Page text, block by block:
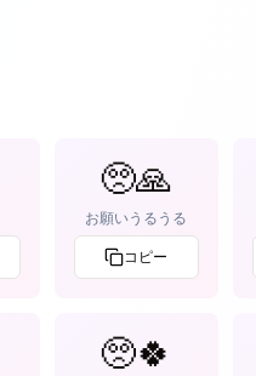
🥺🙏
お願いうるうる
コピー
🥺🍀